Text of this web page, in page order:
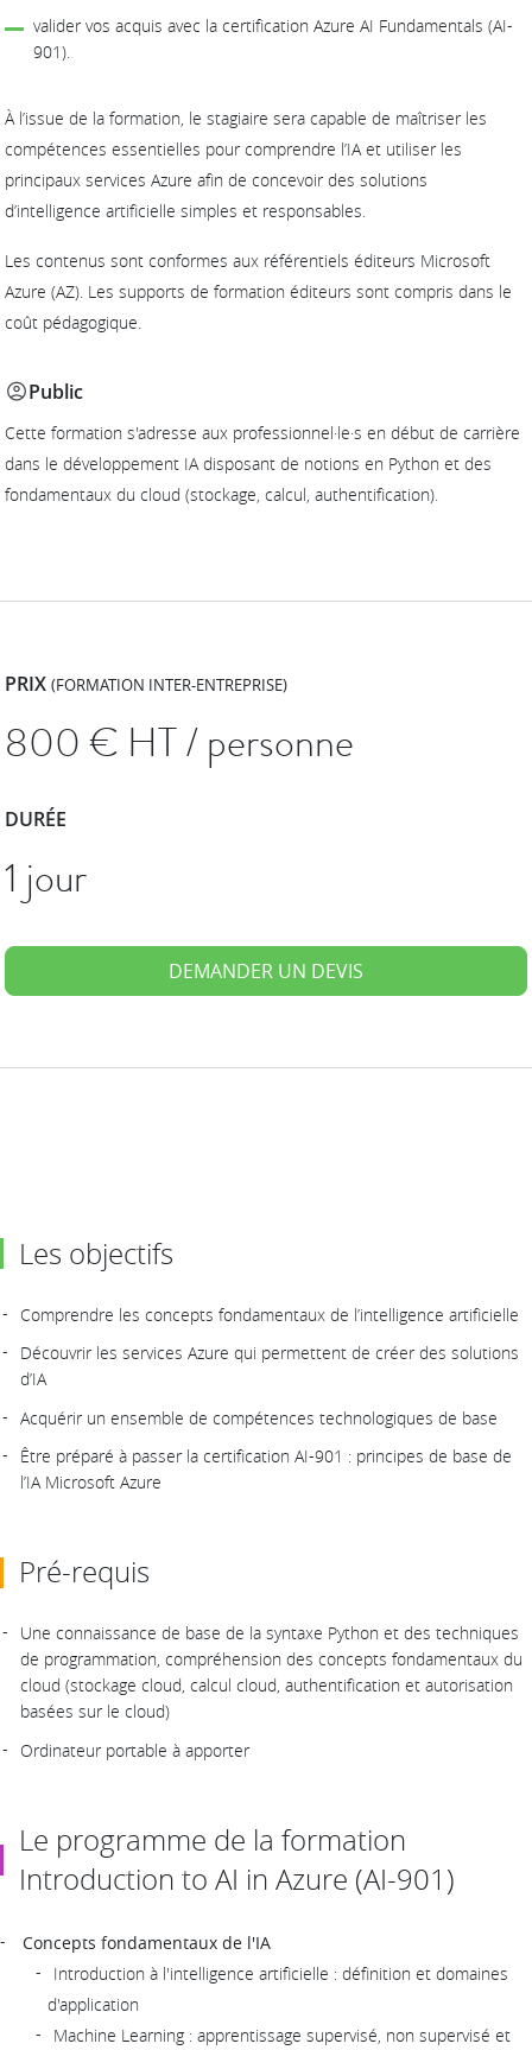
valider vos acquis avec la certification Azure AI Fundamentals (AI-
901).
À l’issue de la formation, le stagiaire sera capable de maîtriser les
compétences essentielles pour comprendre l’IA et utiliser les
principaux services Azure afin de concevoir des solutions
d’intelligence artificielle simples et responsables.
Les contenus sont conformes aux référentiels éditeurs Microsoft
Azure (AZ). Les supports de formation éditeurs sont compris dans le
coût pédagogique.
Public
Cette formation s'adresse aux professionnel·le·s en début de carrière
dans le développement IA disposant de notions en Python et des
fondamentaux du cloud (stockage, calcul, authentification).
PRIX(FORMATION INTER-ENTREPRISE)
800€ HT / personne
DURÉE
1 jour
DEMANDER UN DEVIS
Les objectifs
Comprendre les concepts fondamentaux de l’intelligence artificielle
Découvrir les services Azure qui permettent de créer des solutions
d’IA
Acquérir un ensemble de compétences technologiques de base
Être préparé à passer la certification AI-901 : principes de base de
l’IA Microsoft Azure
Pré-requis
Une connaissance de base de la syntaxe Python et des techniques
de programmation, compréhension des concepts fondamentaux du
cloud (stockage cloud, calcul cloud, authentification et autorisation
basées sur le cloud)
Ordinateur portable à apporter
Le programme de la formation
Introduction to AI in Azure (AI-901)
Concepts fondamentaux de l'IA
Introduction à l'intelligence artificielle : définition et domaines
d'application
Machine Learning : apprentissage supervisé, non supervisé et